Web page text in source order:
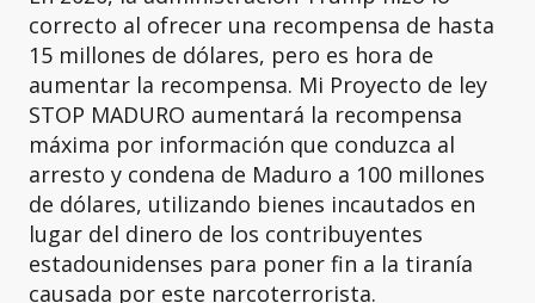
correcto al ofrecer una recompensa de hasta
15 millones de dólares, pero es hora de
aumentar la recompensa. Mi Proyecto de ley
STOP MADURO aumentará la recompensa
máxima por información que conduzca al
arresto y condena de Maduro a 100 millones
de dólares, utilizando bienes incautados en
lugar del dinero de los contribuyentes
estadounidenses para poner fin a la tiranía
causada por este narcoterrorista.